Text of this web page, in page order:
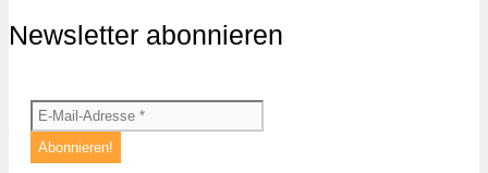
Newsletter abonnieren